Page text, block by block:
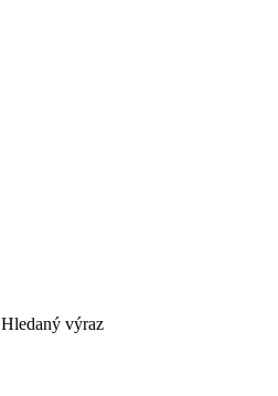
Hledaný výraz